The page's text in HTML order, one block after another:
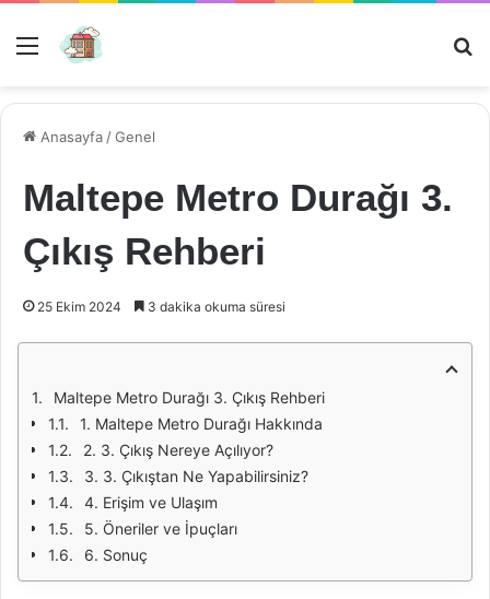
Menü
Anasayfa /Genel
Maltepe Metro Durağı 3.
Çıkış Rehberi
25 Ekim 2024 3 dakika okuma süresi
Maltepe Metro Durağı 3. Çıkış Rehberi
1. Maltepe Metro Durağı Hakkında
2. 3. Çıkış Nereye Açılıyor?
3. 3. Çıkıştan Ne Yapabilirsiniz?
4. Erişim ve Ulaşım
5. Öneriler ve İpuçları
6. Sonuç